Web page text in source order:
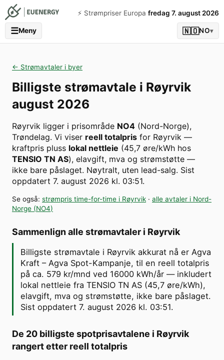
⚡️ Strømpriser Europa fredag 7. august 2026
☰Meny 🇳🇴NO▾
← Strømavtaler i byer
Billigste strømavtale i Røyrvik
august 2026
Røyrvik ligger i prisområde NO4 (Nord-Norge),
Trøndelag. Vi viser reell totalpris for Røyrvik —
kraftpris pluss lokal nettleie (45,7 øre/kWh hos
TENSIO TN AS), elavgift, mva og strømstøtte —
ikke bare påslaget. Nøytralt, uten lead-salg. Sist
oppdatert 7. august 2026 kl. 03:51.
Se også: strømpris time-for-time i Røyrvik · alle avtaler i Nord-
Norge (NO4)
Sammenlign alle strømavtaler i Røyrvik
Billigste strømavtale i Røyrvik akkurat nå er Agva
Kraft – Agva Spot-Kampanje, til en reell totalpris
på ca. 579 kr/mnd ved 16000 kWh/år — inkludert
lokal nettleie fra TENSIO TN AS (45,7 øre/kWh),
elavgift, mva og strømstøtte, ikke bare påslaget.
Sist oppdatert 7. august 2026 kl. 03:51.
De 20 billigste spotprisavtalene i Røyrvik
rangert etter reell totalpris